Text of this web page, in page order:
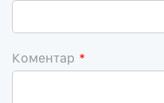
Коментар *